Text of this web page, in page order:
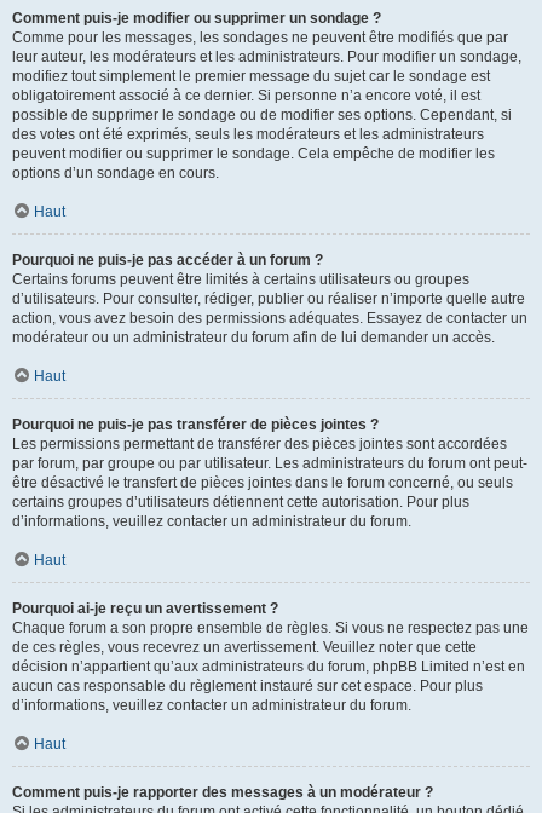
Comment puis-je modifier ou supprimer un sondage ?
Comme pour les messages, les sondages ne peuvent être modifiés que par
leur auteur, les modérateurs et les administrateurs. Pour modifier un sondage,
modifiez tout simplement le premier message du sujet car le sondage est
obligatoirement associé à ce dernier. Si personne n’a encore voté, il est
possible de supprimer le sondage ou de modifier ses options. Cependant, si
des votes ont été exprimés, seuls les modérateurs et les administrateurs
peuvent modifier ou supprimer le sondage. Cela empêche de modifier les
options d’un sondage en cours.
Haut
Pourquoi ne puis-je pas accéder à un forum ?
Certains forums peuvent être limités à certains utilisateurs ou groupes
d’utilisateurs. Pour consulter, rédiger, publier ou réaliser n’importe quelle autre
action, vous avez besoin des permissions adéquates. Essayez de contacter un
modérateur ou un administrateur du forum afin de lui demander un accès.
Haut
Pourquoi ne puis-je pas transférer de pièces jointes ?
Les permissions permettant de transférer des pièces jointes sont accordées
par forum, par groupe ou par utilisateur. Les administrateurs du forum ont peut-
être désactivé le transfert de pièces jointes dans le forum concerné, ou seuls
certains groupes d’utilisateurs détiennent cette autorisation. Pour plus
d’informations, veuillez contacter un administrateur du forum.
Haut
Pourquoi ai-je reçu un avertissement ?
Chaque forum a son propre ensemble de règles. Si vous ne respectez pas une
de ces règles, vous recevrez un avertissement. Veuillez noter que cette
décision n’appartient qu’aux administrateurs du forum, phpBB Limited n’est en
aucun cas responsable du règlement instauré sur cet espace. Pour plus
d’informations, veuillez contacter un administrateur du forum.
Haut
Comment puis-je rapporter des messages à un modérateur ?